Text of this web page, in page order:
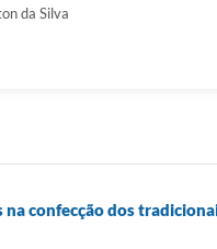
da Silva
confecção dos